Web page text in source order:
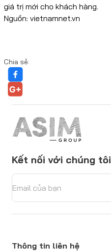
giá trị mới cho khách hàng.
Nguồn: vietnamnet.vn
Chia sẻ:
Kết nối với chúng tôi
Thông tin liên hệ